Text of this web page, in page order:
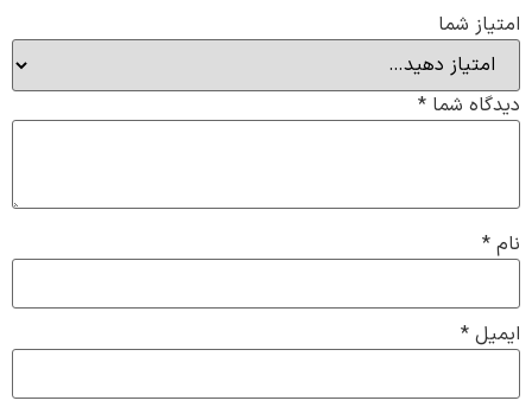
امتیاز شما
دیدگاه شما *
نام *
ایمیل *